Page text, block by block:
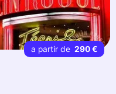
a partir de 290 €